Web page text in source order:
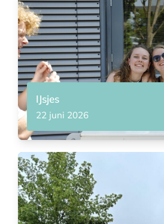
IJsjes
22 juni 2026